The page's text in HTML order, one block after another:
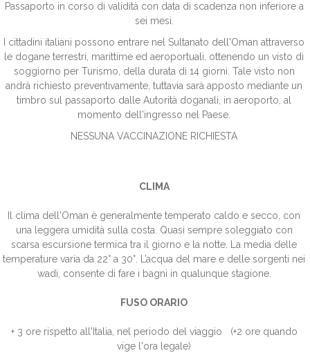
Passaporto in corso di validità con data di scadenza non inferiore a
sei mesi.
I cittadini italiani possono entrare nel Sultanato dell'Oman attraverso
le dogane terrestri, marittime ed aeroportuali, ottenendo un visto di
soggiorno per Turismo, della durata di 14 giorni. Tale visto non
andrà richiesto preventivamente, tuttavia sarà apposto mediante un
timbro sul passaporto dalle Autorità doganali, in aeroporto, al
momento dell'ingresso nel Paese.
NESSUNA VACCINAZIONE RICHIESTA
CLIMA
Il clima dell'Oman è generalmente temperato caldo e secco, con
una leggera umidità sulla costa. Quasi sempre soleggiato con
scarsa escursione termica tra il giorno e la notte. La media delle
temperature varia da 22° a 30°. L’acqua del mare e delle sorgenti nei
wadi, consente di fare i bagni in qualunque stagione.
FUSO ORARIO
+ 3 ore rispetto all'Italia, nel periodo del viaggio (+2 ore quando
vige l'ora legale)